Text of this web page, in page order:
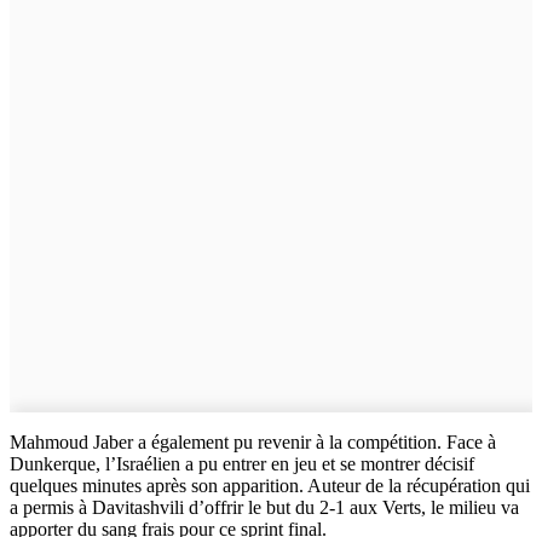
Mahmoud Jaber a également pu revenir à la compétition. Face à
Dunkerque, l’Israélien a pu entrer en jeu et se montrer décisif
quelques minutes après son apparition. Auteur de la récupération qui
a permis à Davitashvili d’offrir le but du 2-1 aux Verts, le milieu va
apporter du sang frais pour ce sprint final.